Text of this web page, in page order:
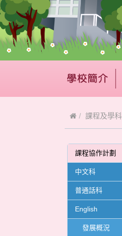
課程及學科
課程協作計劃
中文科
普通話科
English
發展概況